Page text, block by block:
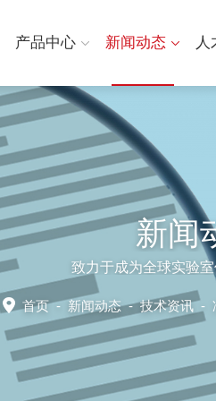
产品中心 新闻动态 人
新闻
致力于成为全球实验
首页- 新闻动态-技术资讯 -